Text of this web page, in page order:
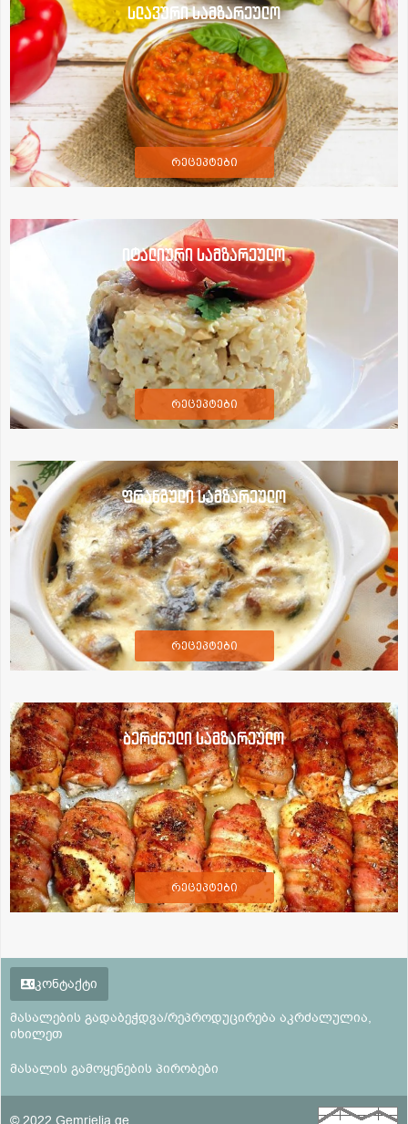
სლავური სამზარეულო
რეცეპტები
იტალიური სამზარეულო
რეცეპტები
ფრანგული სამზარეულო
რეცეპტები
ბერძნული სამზარეულო
რეცეპტები
კონტაქტი
მასალების გადაბეჭდვა/რეპროდუცირება აკრძალულია,
იხილეთ
მასალის გამოყენების პირობები